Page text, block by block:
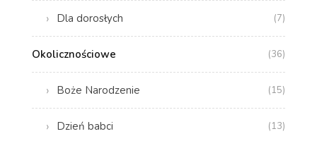
Dla dorosłych (7)
Okolicznościowe (36)
Boże Narodzenie (15)
Dzień babci (13)